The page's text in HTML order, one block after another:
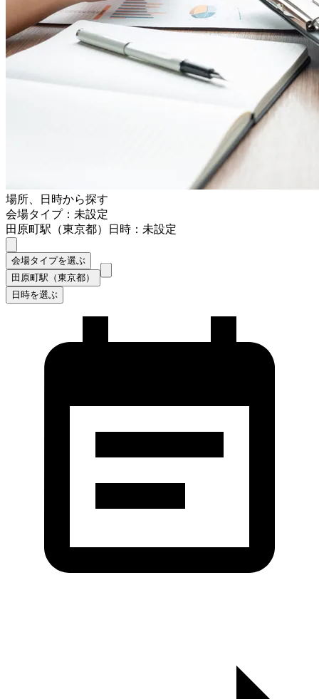
場所、日時から探す
会場タイプ：未設定
田原町駅（東京都）
日時：未設定
会場タイプを選ぶ
田原町駅（東京都）
日時を選ぶ